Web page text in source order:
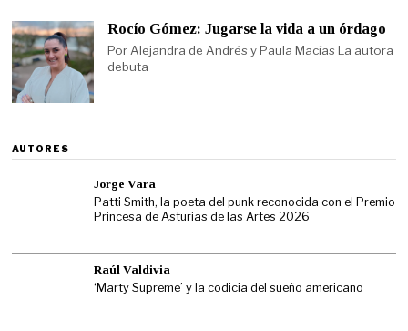
Rocío Gómez: Jugarse la vida a un órdago
Por Alejandra de Andrés y Paula Macías La autora
debuta
AUTORES
Jorge Vara
Patti Smith, la poeta del punk reconocida con el Premio
Princesa de Asturias de las Artes 2026
Raúl Valdivia
‘Marty Supreme’ y la codicia del sueño americano